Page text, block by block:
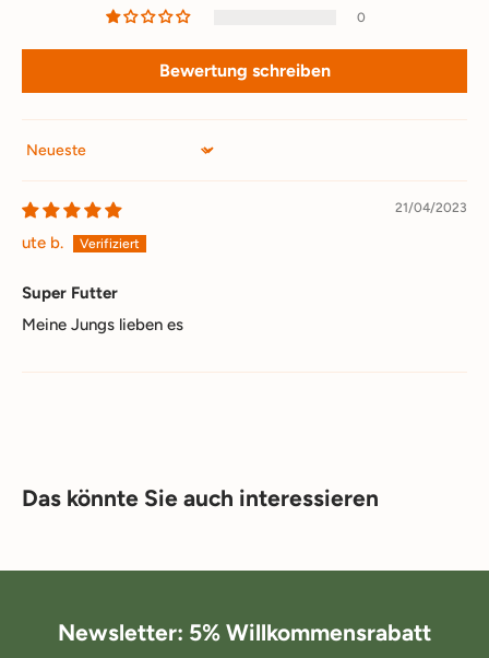
0
Bewertung schreiben
Sort by
21/04/2023
ute b.
Super Futter
Meine Jungs lieben es
Das könnte Sie auch interessieren
Newsletter: 5% Willkommensrabatt